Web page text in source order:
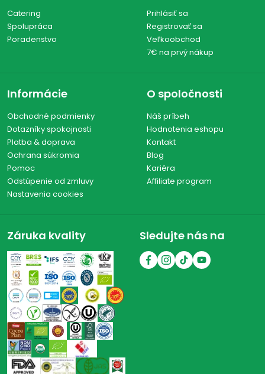
Catering
Spolupráca
Poradenstvo
Prihlásiť sa
Registrovať sa
Veľkoobchod
7€ na prvý nákup
Informácie
Obchodné podmienky
Dotazníky spokojnosti
Platba & doprava
Ochrana súkromia
Pomoc
Odstúpenie od zmluvy
Nastavenia cookies
O spoločnosti
Náš príbeh
Hodnotenia eshopu
Kontakt
Blog
Kariéra
Affiliate program
Záruka kvality Sledujte nás na